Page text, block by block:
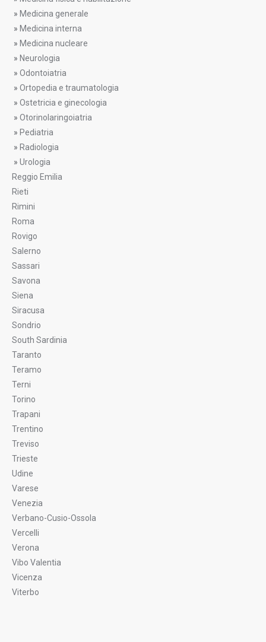
» Medicina generale
» Medicina interna
» Medicina nucleare
» Neurologia
» Odontoiatria
» Ortopedia e traumatologia
» Ostetricia e ginecologia
» Otorinolaringoiatria
» Pediatria
» Radiologia
» Urologia
Reggio Emilia
Rieti
Rimini
Roma
Rovigo
Salerno
Sassari
Savona
Siena
Siracusa
Sondrio
South Sardinia
Taranto
Teramo
Terni
Torino
Trapani
Trentino
Treviso
Trieste
Udine
Varese
Venezia
Verbano-Cusio-Ossola
Vercelli
Verona
Vibo Valentia
Vicenza
Viterbo